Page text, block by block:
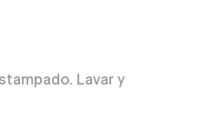
Lavar y